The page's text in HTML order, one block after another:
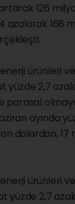
126
azalarak 168
ürünleri
yüzde 2,7
parasal
ayında
dolardan, 17
enerji ürünleri
yüzde 2,7